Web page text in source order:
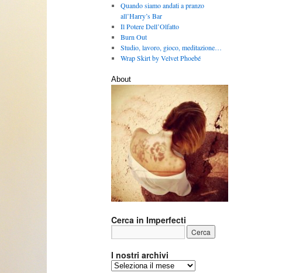
Quando siamo andati a pranzo
all’Harry’s Bar
Il Potere Dell’Olfatto
Burn Out
Studio, lavoro, gioco, meditazione…
Wrap Skirt by Velvet Phoebé
About
Cerca in Imperfecti
I nostri archivi